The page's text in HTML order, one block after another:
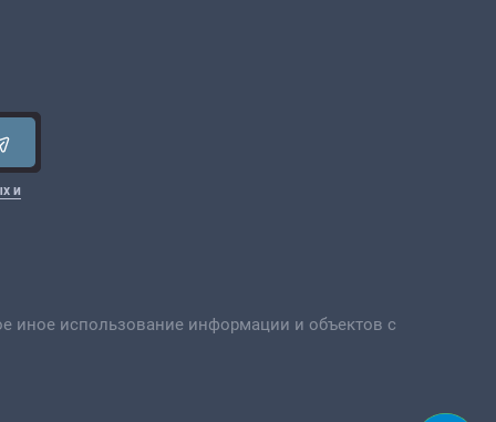
и
иное использование информации и объектов с